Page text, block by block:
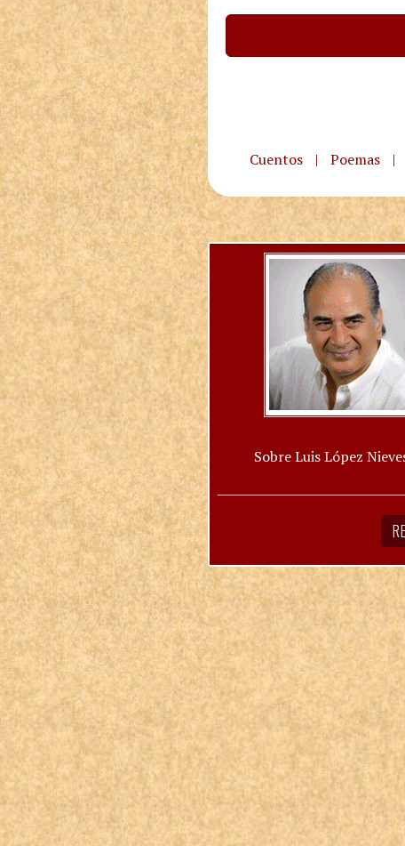
Cuentos | Poemas |
Sobre Luis López